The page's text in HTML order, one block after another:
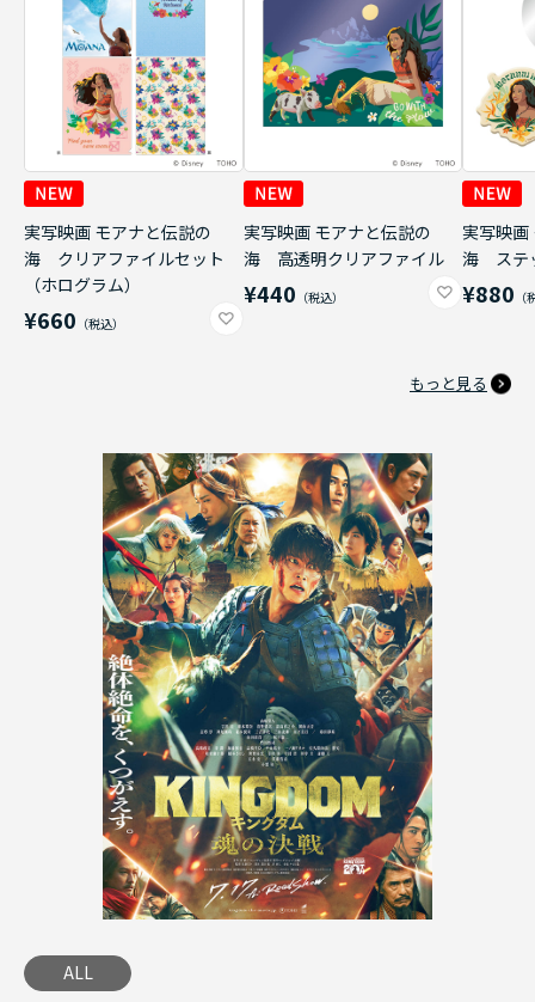
実写映画 モアナと伝説の
海 クリアファイルセット
（ホログラム）
¥660
実写映画 モアナと伝説の
海 高透明クリアファイル
¥440
実写映画
海 ステ
¥880
もっと見る
ALL